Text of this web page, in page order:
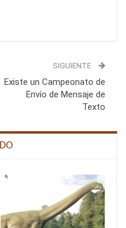
SIGUIENTE
Existe un Campeonato de
Envío de Mensaje de
Texto